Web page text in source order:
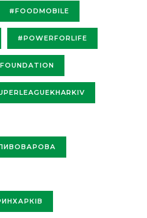
#FOODMOBILE
#POWERFORLIFE